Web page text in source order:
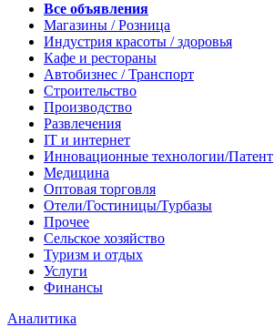
Все объявления
Магазины / Розница
Индустрия красоты / здоровья
Кафе и рестораны
Автобизнес / Транспорт
Строительство
Производство
Развлечения
IT и интернет
Инновационные технологии/Патент
Медицина
Оптовая торговля
Отели/Гостиницы/Турбазы
Прочее
Сельское хозяйство
Туризм и отдых
Услуги
Финансы
Аналитика